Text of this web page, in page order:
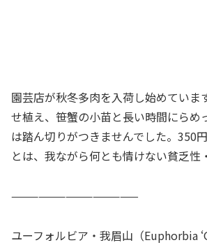
園芸店が秋冬多肉を入荷し始めていま
せ植え、笹蟹の小苗と長い時間にらめ
は踏ん切りがつきませんでした。350
とは、我ながら何とも情けない貧乏性
——————————————
ユーフォルビア・我眉山（Euphorbia